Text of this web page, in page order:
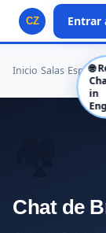
CZ Entrar
Inicio Salas España›
Chat de
🌐
in